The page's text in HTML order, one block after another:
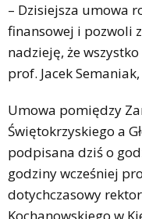
– Dzisiejsza umowa
finansowej i pozwoli
nadzieję, że
prof. Jacek
Umowa pomiędzy
Świętokrzyskiego a
podpisana dziś o
godziny wcześniej
dotychczasowy